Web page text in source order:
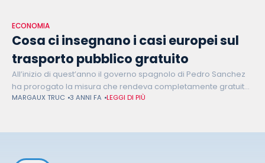
ECONOMIA
Cosa ci insegnano i casi europei sul
trasporto pubblico gratuito
All’inizio di quest’anno il governo spagnolo di Pedro Sanchez
ha prorogato la misura che rendeva completamente gratuite
le tratte ferroviarie del paese di corta e media distanza. Prima
MARGAUX TRUC 3 ANNI FA LEGGI DI PIÙ